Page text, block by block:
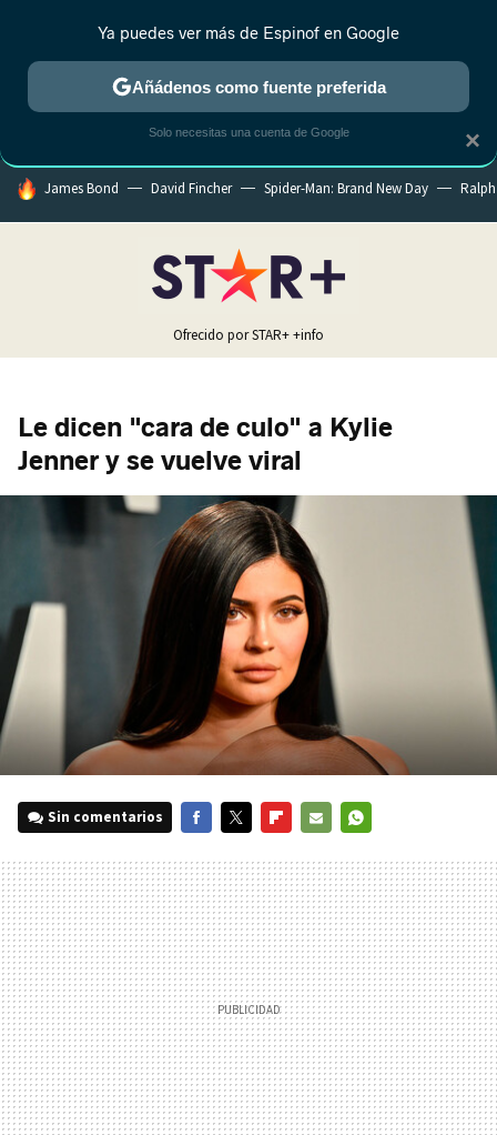
ESTRENOS REALITY ANIME RANKINGS CINE
HOY SE HABLA DE
James Bond David Fincher Spider-Man: Brand New Day
Ofrecido por STAR++info
Le dicen "cara de culo" a Kylie
Jenner y se vuelve viral
Sin comentarios
MAIL
×
Ya puedes ver más de Espinof en Google
Añádenos como fuente preferida
Solo necesitas una cuenta de Google